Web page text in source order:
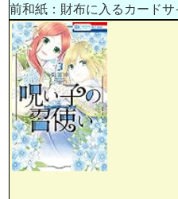
前和紙：財布に入るカードサ